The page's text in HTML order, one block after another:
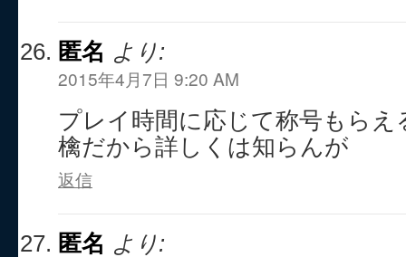
匿名 より:
2015年4月7日 9:20 AM
プレイ時間に応じて称号もら
檎だから詳しくは知らんが
返信
匿名 より: